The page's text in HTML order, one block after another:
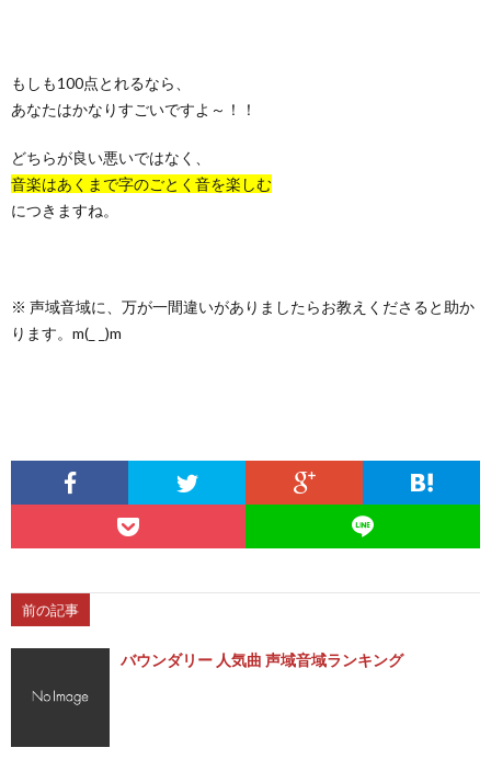
もしも100点とれるなら、
あなたはかなりすごいですよ～！！
どちらが良い悪いではなく、
音楽はあくまで字のごとく音を楽しむ
につきますね。
※ 声域音域に、万が一間違いがありましたらお教えくださると助か
ります。m(_ _)m
前の記事
バウンダリー 人気曲 声域音域ランキング